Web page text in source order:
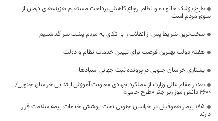
طرح پزشک خانواده و نظام ارجاع کاهش پرداخت مستقیم هزینه‌های درمان از
سوی مردم است
سخت‌ترین شرایط پس از انقلاب را با اتکای به مردم پشت سر گذاشتیم
هفته دولت بهترین فرصت برای تبیین خدمات نظام و دولت
یشتازی خراسان جنوبی در پرونده ثبت جهانی آسبادها
تقدیر مقام عالی وزارت از عملکرد جهادی معاونت آموزش ابتدایی خراسان جنوبی/
۴۶۰۰ دانش‌آموز زیر چتر «طرح حامی»
۱۸۵ بیمار هموفیلی در خراسان جنوبی تحت پوشش خدمات بیمه سلامت قرار
دارند